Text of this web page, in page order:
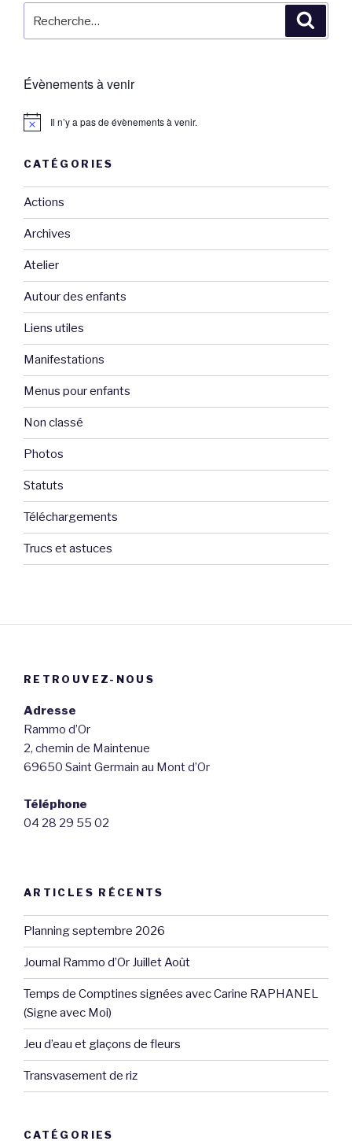
pour
Évènements à venir
Il n’y a pas de évènements à venir.
CATÉGORIES
Actions
Archives
Atelier
Autour des enfants
Liens utiles
Manifestations
Menus pour enfants
Non classé
Photos
Statuts
Téléchargements
Trucs et astuces
RETROUVEZ-NOUS
Adresse
Rammo d’Or
2, chemin de Maintenue
69650 Saint Germain au Mont d’Or
Téléphone
04 28 29 55 02
ARTICLES RÉCENTS
Planning septembre 2026
Journal Rammo d’Or Juillet Août
Temps de Comptines signées avec Carine RAPHANEL
(Signe avec Moi)
Jeu d’eau et glaçons de fleurs
Transvasement de riz
CATÉGORIES